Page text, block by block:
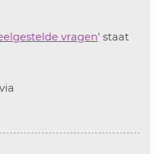
vragen' staat